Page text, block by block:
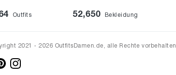
Outfits 52,650 Bekleidung
2021 - 2026 OutfitsDamen.de, alle Rechte vorbehalten.